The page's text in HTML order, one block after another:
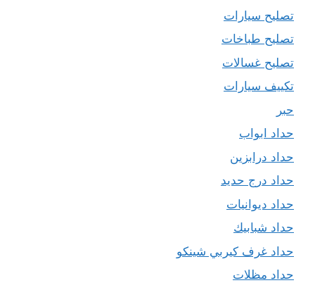
تصليح سيارات
تصليح طباخات
تصليح غسالات
تكييف سيارات
حبر
حداد ابواب
حداد درابزين
حداد درج حديد
حداد ديوانيات
حداد شبابيك
حداد غرف كيربي شينكو
حداد مظلات